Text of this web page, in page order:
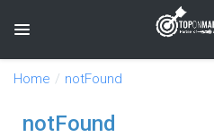
Toggle navigation
Home notFound
notFound